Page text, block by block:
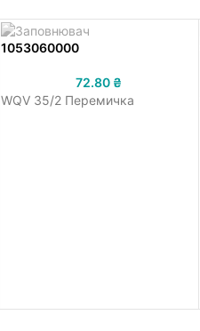
1053060000
72.80 ₴
WQV 35/2 Перемичка